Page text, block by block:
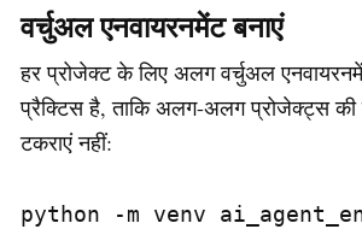
वर्चुअल एनवायरनमेंट बनाएं
हर प्रोजेक्ट के लिए अलग वर्चुअल
प्रैक्टिस है, ताकि अलग-अलग प्रोजेक्ट्स की
टकराएं नहीं:
python -m venv